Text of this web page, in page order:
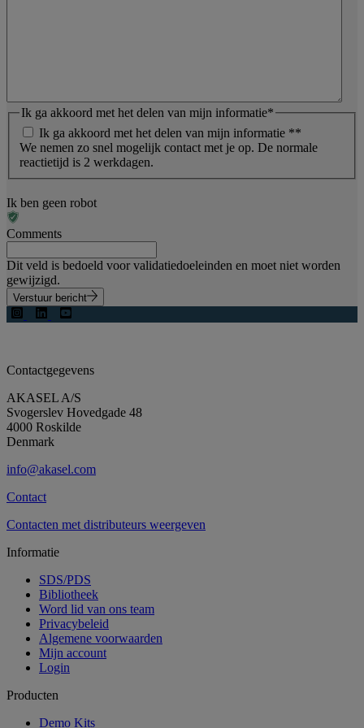
Ik ga akkoord met het delen van mijn informatie*
Ik ga akkoord met het delen van mijn informatie **
We nemen zo snel mogelijk contact met je op. De normale
reactietijd is 2 werkdagen.
Ik ben geen robot
Comments
Dit veld is bedoeld voor validatiedoeleinden en moet niet worden
gewijzigd.
Verstuur bericht
Contactgegevens
AKASEL A/S
Svogerslev Hovedgade 48
4000 Roskilde
Denmark
info@akasel.com
Contact
Contacten met distributeurs weergeven
Informatie
SDS/PDS
Bibliotheek
Word lid van ons team
Privacybeleid
Algemene voorwaarden
Mijn account
Login
Producten
Demo Kits